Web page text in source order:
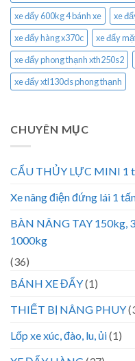
xe đẩy 600kg 4 bánh xe
xe
xe đẩy hàng x370c
xe đẩy
xe đẩy phong thạnh xth250s2
xe đẩy xtl130ds phong thạnh
CHUYÊN MỤC
CẨU THỦY LỰC MINI 1
Xe nâng điện đứng lái 1
BÀN NÂNG TAY 150kg,
1000kg
(36)
BÁNH XE ĐẨY(1)
THIẾT BỊ NÂNG PHUY
Lốp xe xúc, đào, lu, ủi(1)